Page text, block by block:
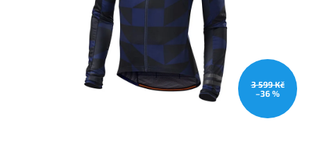
3 599 Kč
–36 %